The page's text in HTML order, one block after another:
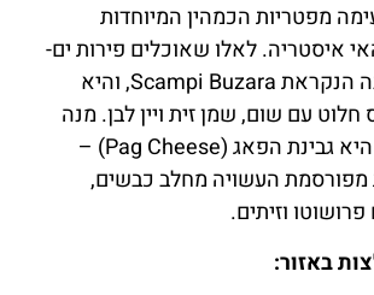
מפטריות הכמהין המיוחדות
איסטריה. לאלו שאוכלים פירות ים-
אל תפספסו מנה הנקראת Scampi Buzara, והיא
עם שום, שמן זית ויין לבן. מנה
נוספת מקומית היא גבינת הפאג (Pag Cheese) –
מפורסמת העשויה מחלב כבשים,
וזיתים.
באזור: